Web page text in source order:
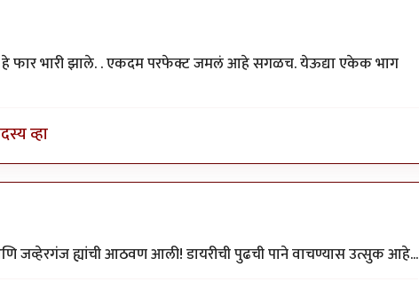
हे फार भारी झाले. . एकदम परफेक्ट जमलं आहे सगळच. येऊद्या एकेक भाग
व्हा
जव्हेरगंज ह्यांची आठवण आली! डायरीची पुढची पाने वाचण्यास उत्सुक आहे...